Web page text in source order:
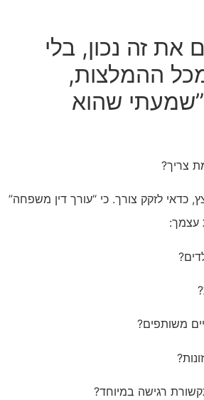
את זה נכון, בלי
ההמלצות,
שהוא
צריך?
כדאי לזקק צורך. כי “עורך דין משפחה”
עצמך:
משותפים?
רגישה במיוחד?